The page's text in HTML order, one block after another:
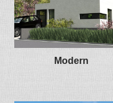
Modern